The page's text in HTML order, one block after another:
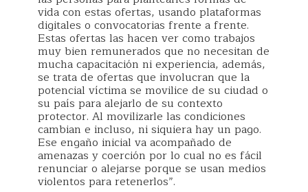
vida con estas ofertas, usando plataformas
digitales o convocatorias frente a frente.
Estas ofertas las hacen ver como trabajos
muy bien remunerados que no necesitan de
mucha capacitación ni experiencia, además,
se trata de ofertas que involucran que la
potencial víctima se movilice de su ciudad o
su país para alejarlo de su contexto
protector. Al movilizarle las condiciones
cambian e incluso, ni siquiera hay un pago.
Ese engaño inicial va acompañado de
amenazas y coerción por lo cual no es fácil
renunciar o alejarse porque se usan medios
violentos para retenerlos”.